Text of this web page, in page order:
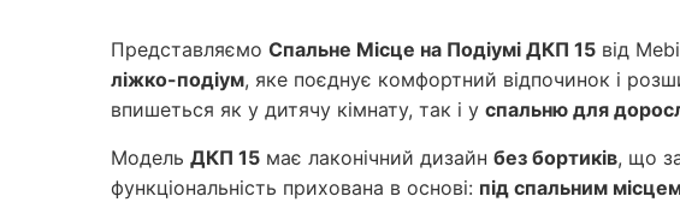
Представляємо Спальне Місце на Подіумі ДКП 15 від
ліжко-подіум, яке поєднує комфортний відпочинок і
впишеться як у дитячу кімнату, так і у спальню для
Модель ДКП 15 має лаконічний дизайн без бортиків, що
функціональність прихована в основі: під спальним